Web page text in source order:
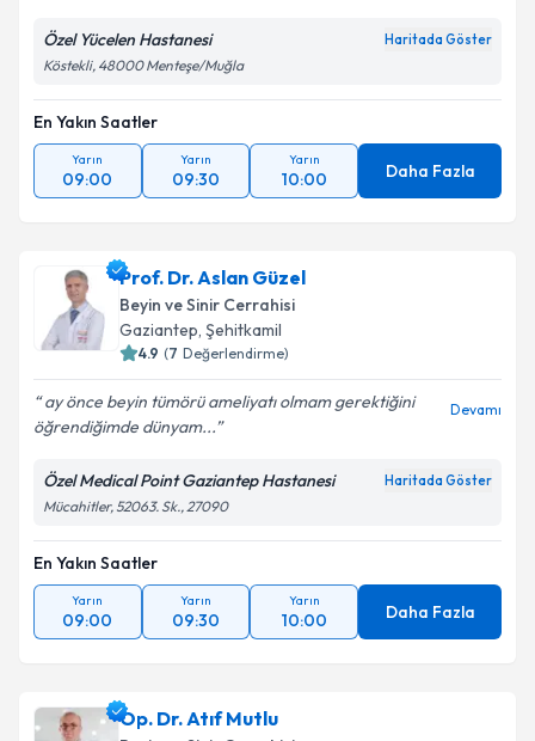
Özel Yücelen Hastanesi Haritada Göster
Köstekli, 48000 Menteşe/Muğla
En Yakın Saatler
Yarın
09:00
Yarın
09:30
Yarın
10:00 Daha Fazla
Prof. Dr. Aslan Güzel
Beyin ve Sinir Cerrahisi
Gaziantep, Şehitkamil
4.9 (7 Değerlendirme)
ay önce beyin tümörü ameliyatı olmam gerektiğini
öğrendiğimde dünyam...
Devamı
Özel Medical Point Gaziantep Hastanesi Haritada Göster
Mücahitler, 52063. Sk., 27090
En Yakın Saatler
Yarın
09:00
Yarın
09:30
Yarın
10:00 Daha Fazla
Op. Dr. Atıf Mutlu